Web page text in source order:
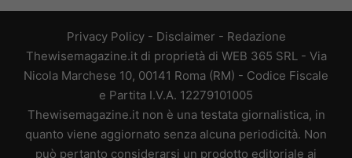
Privacy Policy- Disclaimer - Redazione
Thewisemagazine.it di proprietà di WEB 365 SRL - Via
Nicola Marchese 10, 00141 Roma (RM) - Codice Fiscale
e Partita I.V.A. 12279101005
Thewisemagazine.it non è una testata giornalistica, in
quanto viene aggiornato senza alcuna periodicità. Non
può pertanto considerarsi un prodotto editoriale ai